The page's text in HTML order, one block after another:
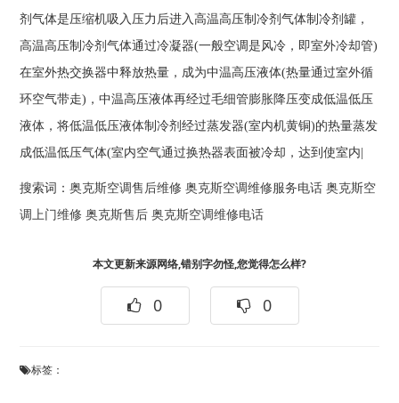
剂气体是压缩机吸入压力后进入高温高压制冷剂气体制冷剂罐，
高温高压制冷剂气体通过冷凝器(一般空调是风冷，即室外冷却管)
在室外热交换器中释放热量，成为中温高压液体(热量通过室外循
环空气带走)，中温高压液体再经过毛细管膨胀降压变成低温低压
液体，将低温低压液体制冷剂经过蒸发器(室内机黄铜)的热量蒸发
成低温低压气体(室内空气通过换热器表面被冷却，达到使室内|
搜索词：奥克斯空调售后维修 奥克斯空调维修服务电话 奥克斯空
调上门维修 奥克斯售后 奥克斯空调维修电话
本文更新来源网络,错别字勿怪,您觉得怎么样?
0 0
标签：